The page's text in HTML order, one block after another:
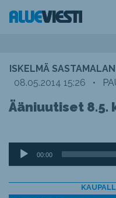
ISKELMÄ
08.05.2014 15:26
•
Ääniuutiset 8.5.
Äänitoistin
00:00